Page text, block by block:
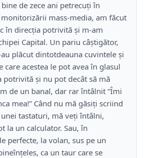
de zece ani petrecuţi în
mass-media, am făcut
în direcţia potrivită şi m-am
Capital. Un pariu câştigător,
plăcut dintotdeauna cuvintele şi
care acestea le pot avea în glasul
potrivită şi nu pot decât să mă
de un banal, dar rar întâlnit “Îmi
mea!” Când nu mă găsiţi scriind
tastaturi, mă veţi întâlni,
la un calculator. Sau, în
perfecte, la volan, sus pe un
ca un taur care se